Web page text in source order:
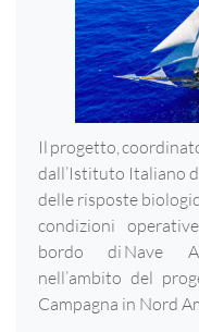
Il progetto,
dall’Istituto Italiano
delle risposte
condizioni
bordo di Nave
nell’ambito del
Campagna in Nord